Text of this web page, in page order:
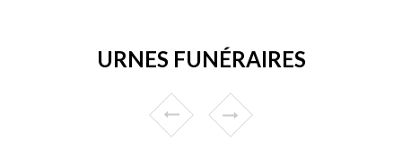
URNES FUNÉRAIRES